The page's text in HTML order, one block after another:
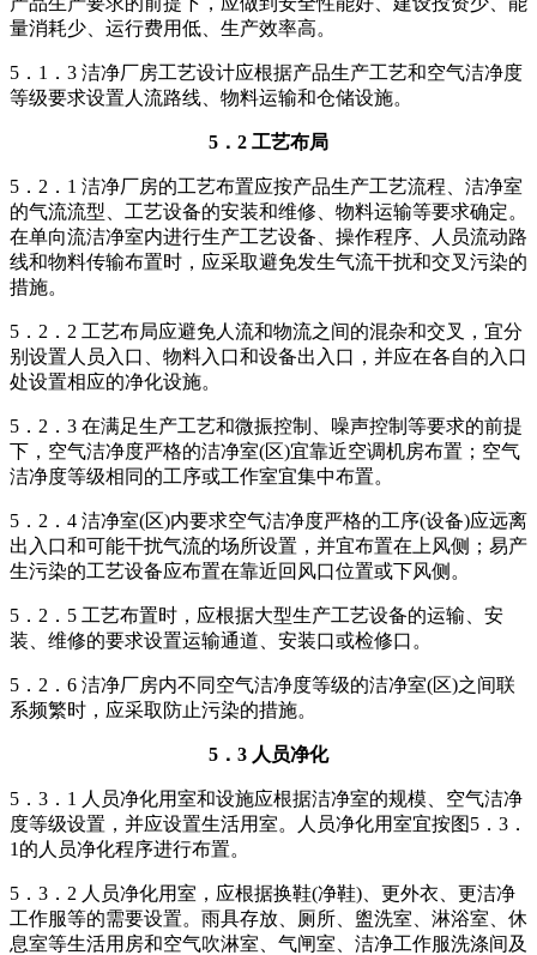
量消耗少、运行费用低、生产效率高。
5．1．3 洁净厂房工艺设计应根据产品生产工艺和空气洁净度
等级要求设置人流路线、物料运输和仓储设施。
5．2 工艺布局
5．2．1 洁净厂房的工艺布置应按产品生产工艺流程、洁净室
的气流流型、工艺设备的安装和维修、物料运输等要求确定。
在单向流洁净室内进行生产工艺设备、操作程序、人员流动路
线和物料传输布置时，应采取避免发生气流干扰和交叉污染的
措施。
5．2．2 工艺布局应避免人流和物流之间的混杂和交叉，宜分
别设置人员入口、物料入口和设备出入口，并应在各自的入口
处设置相应的净化设施。
5．2．3 在满足生产工艺和微振控制、噪声控制等要求的前提
下，空气洁净度严格的洁净室(区)宜靠近空调机房布置；空气
洁净度等级相同的工序或工作室宜集中布置。
5．2．4 洁净室(区)内要求空气洁净度严格的工序(设备)应远离
出入口和可能干扰气流的场所设置，并宜布置在上风侧；易产
生污染的工艺设备应布置在靠近回风口位置或下风侧。
5．2．5 工艺布置时，应根据大型生产工艺设备的运输、安
装、维修的要求设置运输通道、安装口或检修口。
5．2．6 洁净厂房内不同空气洁净度等级的洁净室(区)之间联
系频繁时，应采取防止污染的措施。
5．3 人员净化
5．3．1 人员净化用室和设施应根据洁净室的规模、空气洁净
度等级设置，并应设置生活用室。人员净化用室宜按图5．3．
1的人员净化程序进行布置。
5．3．2 人员净化用室，应根据换鞋(净鞋)、更外衣、更洁净
工作服等的需要设置。雨具存放、厕所、盥洗室、淋浴室、休
息室等生活用房和空气吹淋室、气闸室、洁净工作服洗涤间及